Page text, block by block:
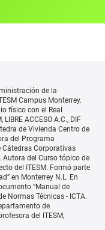
de la
Campus Monterrey.
físico con el Real
ACCESO A.C., DIF
de Vivienda Centro de
del Programa
Corporativas
Autora del Curso tópico de
del ITESM. Formó parte
en Monterrey N.L. En
“Manual de
Normas Técnicas - ICTA.
de
del ITESM,